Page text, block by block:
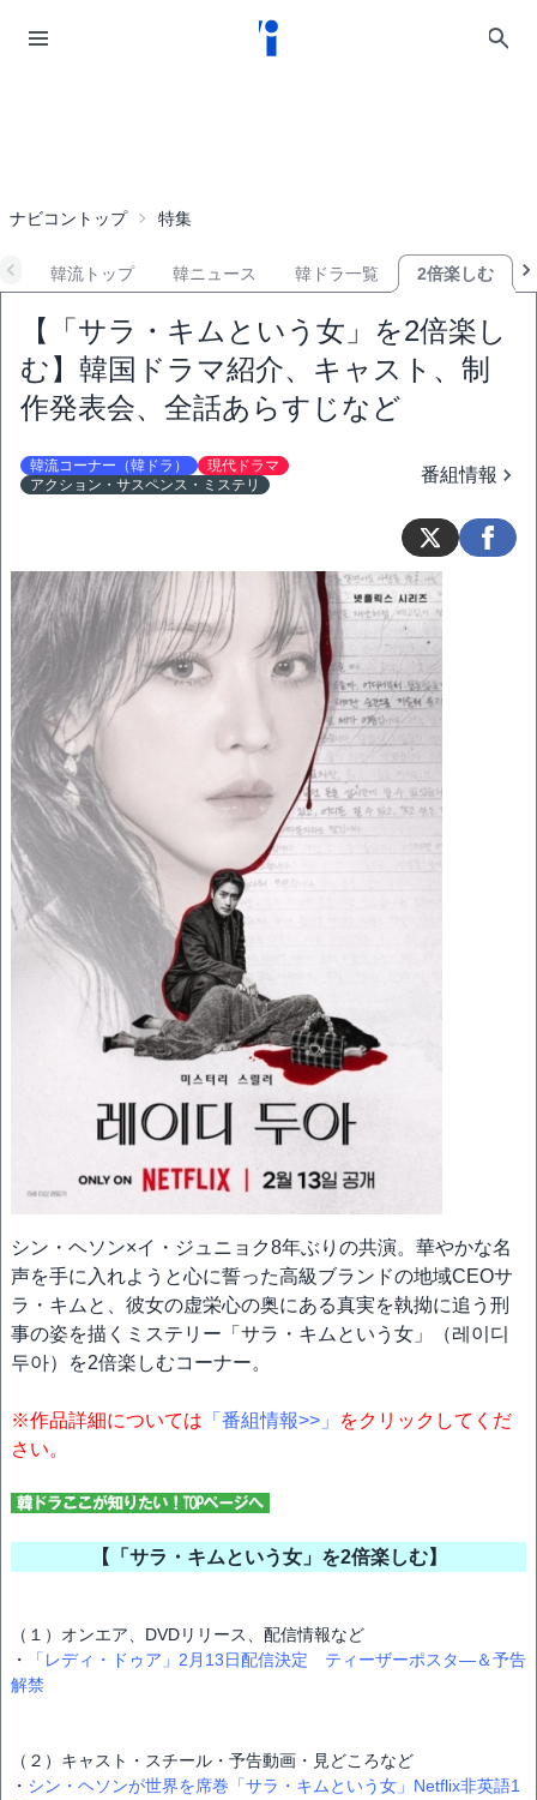
ナビコントップ 特集
韓流トップ 韓ニュース 韓ドラ一覧 2倍楽しむ
【「サラ・キムという女」を2倍楽し
む】韓国ドラマ紹介、キャスト、制
作発表会、全話あらすじなど
韓流コーナー（韓ドラ）
現代ドラマ
アクション・サスペンス・ミステリ
番組情報
シン・ヘソン×イ・ジュニョク8年ぶりの共演。華やかな名
声を手に入れようと心に誓った高級ブランドの地域CEOサ
ラ・キムと、彼女の虚栄心の奥にある真実を執拗に追う刑
事の姿を描くミステリー「サラ・キムという女」（레이디
두아）を2倍楽しむコーナー。
※作品詳細については 「番組情報>>」
をクリックしてくだ
さい。
【「サラ・キムという女」を2倍楽しむ】
（１）オンエア、DVDリリース、配信情報など
・
「レディ・ドゥア」2月13日配信決定 ティーザーポスタ―＆予告
解禁
（２）キャスト・スチール・予告動画・見どころなど
・ シン・ヘソンが世界を席巻「サラ・キムという女」Netflix非英語1